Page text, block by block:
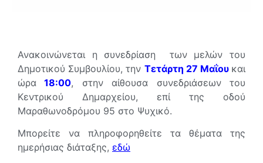
Ανακοινώνεται η συνεδρίαση των μελών του
Δημοτικού Συμβουλίου, την Τετάρτη 27 Μαΐου και
ώρα 18:00, στην αίθουσα συνεδριάσεων του
Κεντρικού Δημαρχείου, επί της οδού
Μαραθωνοδρόμου 95 στο Ψυχικό.
Μπορείτε να πληροφορηθείτε τα θέματα της
ημερήσιας διάταξης, εδώ